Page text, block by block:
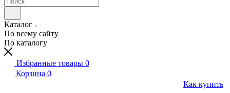
Каталог
По всему сайту
По каталогу
Избранные товары 0
Корзина 0
Как купить